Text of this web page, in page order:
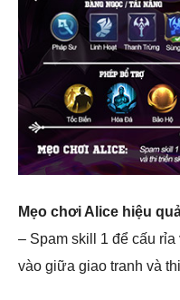
Mẹo chơi Alice hiệu
– Spam skill 1 để cấu
vào giữa giao tranh và